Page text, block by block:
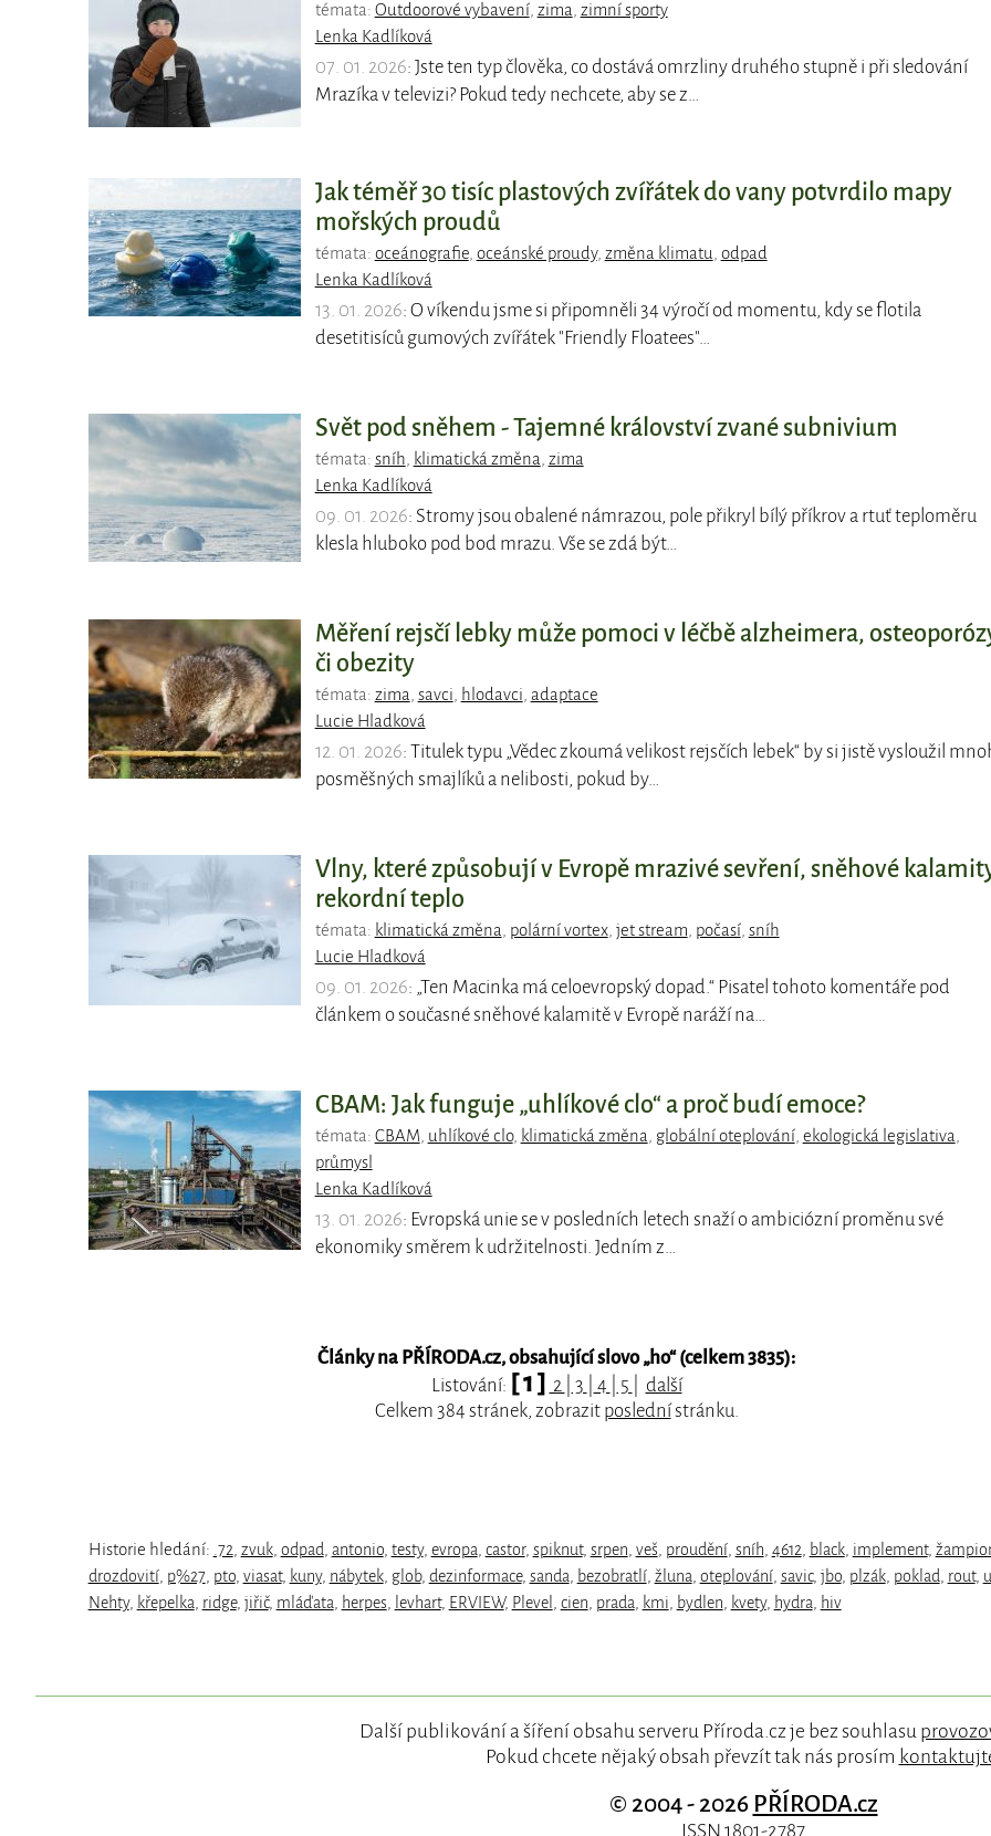
témata: Outdoorové vybavení, zima zimní sporty
Lenka Kadlíková
07. 01. 2026: Jste ten typ člověka, co dostává omrzliny druhého stupně i při sledování
Mrazíka v televizi? Pokud tedy nechcete, aby se z…
Jak téměř 30 tisíc plastových zvířátek do vany potvrdilo mapy
mořských proudů
témata: oceánografie, oceánské proudy, změna klimatu odpad
Lenka Kadlíková
13. 01. 2026: O víkendu jsme si připomněli 34 výročí od momentu, kdy se flotila
desetitisíců gumových zvířátek "Friendly Floatees"…
Svět pod sněhem - Tajemné království zvané subnivium
témata: sníh klimatická změna zima
Lenka Kadlíková
09. 01. 2026: Stromy jsou obalené námrazou, pole přikryl bílý příkrov a rtuť teploměru
klesla hluboko pod bod mrazu. Vše se zdá být…
Měření rejsčí lebky může pomoci v léčbě alzheimera,
či obezity
témata: zima savci hlodavci adaptace
Lucie Hladková
12. 01. 2026: Titulek typu „Vědec zkoumá velikost rejsčích lebek“ by si jistě vysloužil
posměšných smajlíků a nelibosti, pokud by…
Vlny, které způsobují v Evropě mrazivé sevření, sněhové
rekordní teplo
témata: klimatická změna polární vortex, jet stream počasí, sníh
Lucie Hladková
09. 01. 2026: „Ten Macinka má celoevropský dopad.“ Pisatel tohoto komentáře pod
článkem o současné sněhové kalamitě v Evropě naráží na…
CBAM: Jak funguje „uhlíkové clo“ a proč budí emoce?
témata: CBAM uhlíkové clo, klimatická změna globální oteplování, ekologická legislativa
průmysl
Lenka Kadlíková
13. 01. 2026: Evropská unie se v posledních letech snaží o ambiciózní proměnu své
ekonomiky směrem k udržitelnosti. Jedním z…
Články na PŘÍRODA.cz, obsahující slovo „ho“ (celkem 3835):
Listování: [ 1 ] 2 3 4 5
další
Celkem 384 stránek, zobrazit poslednístránku.
Historie hledání: .72 zvuk, odpad antonio, testy, evropa castor, spiknut, srpen veš proudění, sníh 4612 black, implement,
drozdovití, p%27, pto, viasat, kuny, nábytek, glob, dezinformace, sanda bezobratlí, žluna oteplování, savic, jbo, plzák, poklad rout,
Nehty, křepelka ridge, jiřič, mláďata herpes levhart, ERVIEW, Plevel cien prada kmi bydlen kvety, hydra hiv
Další publikování a šíření obsahu serveru Příroda.cz je bez souhlasu
Pokud chcete nějaký obsah převzít tak nás prosím
© 2004 - 2026 PŘÍRODA.cz
ISSN 1801-2787